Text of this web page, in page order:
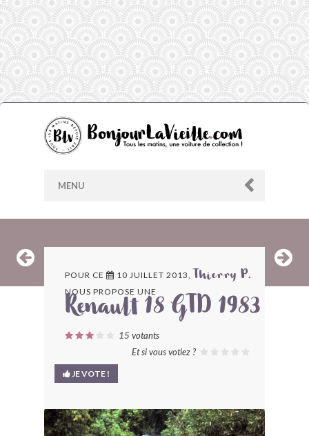
MENU
ARCHIVES
LES CONTRIBUTEURS
LE BLOG
BONJOURLAVIEILLE ?
POUR CE 10 JUILLET 2013, Thierry P.
NOUS PROPOSE UNE
Renault 18 GTD 1983
15 votants
Et si vous votiez ?
JE VOTE !